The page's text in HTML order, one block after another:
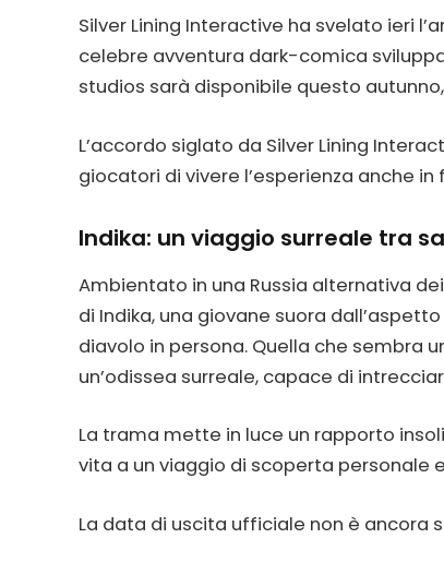
Silver Lining Interactive ha svelato ieri
celebre avventura dark-comica
studios sarà disponibile questo
L’accordo siglato da Silver Lining
giocatori di vivere l’esperienza anche
Indika: un viaggio surreale tra
Ambientato in una Russia alternativa
di Indika, una giovane suora
diavolo in persona. Quella che sembra
un’odissea surreale, capace di
La trama mette in luce un rapporto
vita a un viaggio di scoperta personale
La data di uscita ufficiale non è ancora